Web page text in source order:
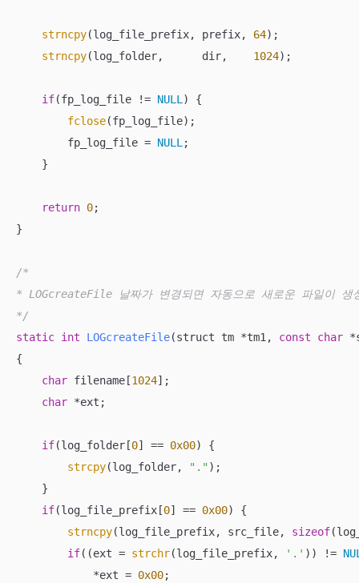
strncpy(log_file_prefix, prefix, 64);
strncpy(log_folder,      dir, 1024);
if(fp_log_file != NULL ) {
fclose(fp_log_file);
        fp_log_file =
NULL ;
    }
return 0;
}
/*
* LOGcreateFile 날짜가 변경되면 자동으로 새로운 파일이 생
*/
static int LOGcreateFile(struct tm *tm1, const char
{
char filename[1024];
char *ext;
if(log_folder[0] == 0x00) {
strcpy(log_folder, "." );
    }
if(log_file_prefix[0] == 0x00) {
strncpy(log_file_prefix, src_file, sizeof
if((ext = strchr(log_file_prefix, '.' )) !=
            *ext =
0x00;